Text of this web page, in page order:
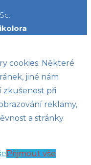
cookies. Některé
jiné nám
při
reklamy,
a stránky
Přijmout vše